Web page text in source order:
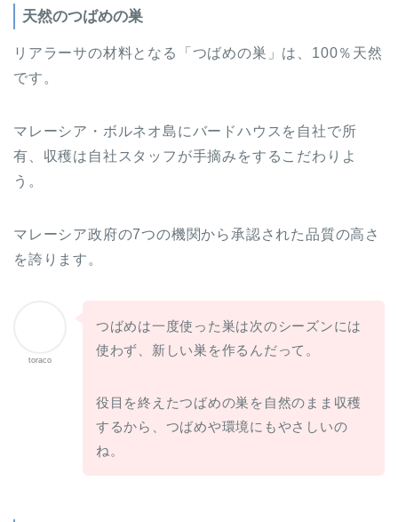
天然のつばめの巣
リアラーサの材料となる「つばめの巣」は、100％天然
です。
マレーシア・ボルネオ島にバードハウスを自社で所
有、収穫は自社スタッフが手摘みをするこだわりよ
う。
マレーシア政府の7つの機関から承認された品質の高さ
を誇ります。
toraco
つばめは一度使った巣は次のシーズンには
使わず、新しい巣を作るんだって。
役目を終えたつばめの巣を自然のまま収穫
するから、つばめや環境にもやさしいの
ね。